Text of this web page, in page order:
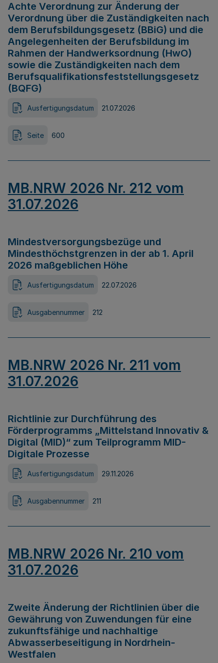
Achte Verordnung zur Änderung der
Verordnung über die Zuständigkeiten nach
dem Berufsbildungsgesetz (BBiG) und die
Angelegenheiten der Berufsbildung im
Rahmen der Handwerksordnung (HwO)
sowie die Zuständigkeiten nach dem
Berufsqualifikationsfeststellungsgesetz
(BQFG)
Ausfertigungsdatum 21.07.2026
Seite 600
MB.NRW 2026 Nr. 212 vom
31.07.2026
Mindestversorgungsbezüge und
Mindesthöchstgrenzen in der ab 1. April
2026 maßgeblichen Höhe
Ausfertigungsdatum 22.07.2026
Ausgabennummer 212
MB.NRW 2026 Nr. 211 vom
31.07.2026
Richtlinie zur Durchführung des
Förderprogramms „Mittelstand Innovativ &
Digital (MID)“ zum Teilprogramm MID-
Digitale Prozesse
Ausfertigungsdatum 29.11.2026
Ausgabennummer 211
MB.NRW 2026 Nr. 210 vom
31.07.2026
Zweite Änderung der Richtlinien über die
Gewährung von Zuwendungen für eine
zukunftsfähige und nachhaltige
Abwasserbeseitigung in Nordrhein-
Westfalen